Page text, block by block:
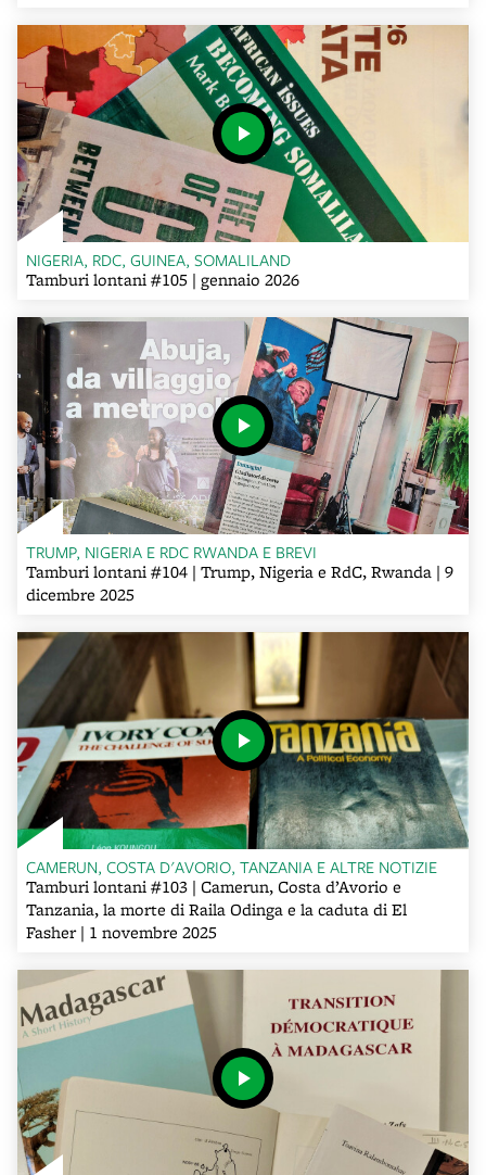
NIGERIA, RDC, GUINEA, SOMALILAND
Tamburi lontani #105 | gennaio 2026
TRUMP, NIGERIA E RDC RWANDA E BREVI
Tamburi lontani #104 | Trump, Nigeria e RdC, Rwanda | 9
dicembre 2025
CAMERUN, COSTA D'AVORIO, TANZANIA E ALTRE NOTIZIE
Tamburi lontani #103 | Camerun, Costa d’Avorio e
Tanzania, la morte di Raila Odinga e la caduta di El
Fasher | 1 novembre 2025